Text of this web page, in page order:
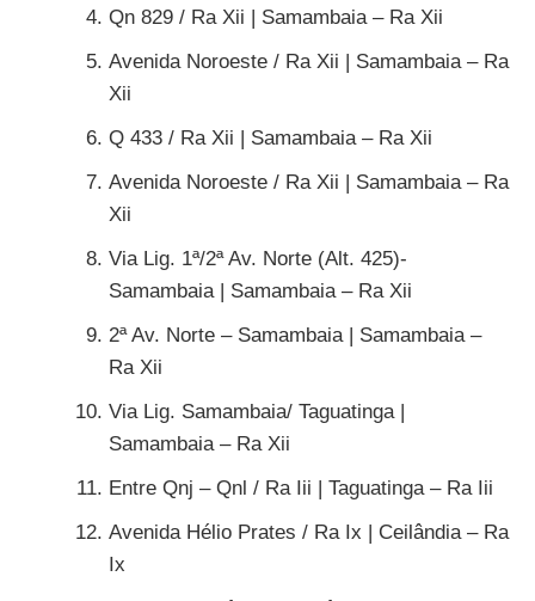
Qn 829 / Ra Xii | Samambaia – Ra Xii
Avenida Noroeste / Ra Xii | Samambaia – Ra
Xii
Q 433 / Ra Xii | Samambaia – Ra Xii
Avenida Noroeste / Ra Xii | Samambaia – Ra
Xii
Via Lig. 1ª/2ª Av. Norte (Alt. 425)-
Samambaia | Samambaia – Ra Xii
2ª Av. Norte – Samambaia | Samambaia –
Ra Xii
Via Lig. Samambaia/ Taguatinga |
Samambaia – Ra Xii
Entre Qnj – Qnl / Ra Iii | Taguatinga – Ra Iii
Avenida Hélio Prates / Ra Ix | Ceilândia – Ra
Ix